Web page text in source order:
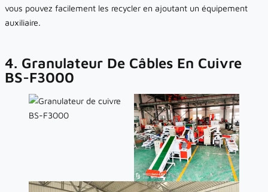
vous pouvez facilement les recycler en ajoutant un équipement
auxiliaire.
4. Granulateur De Câbles En Cuivre
BS-F3000